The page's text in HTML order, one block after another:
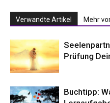
Verwandte Artikel Mehr
Prüfung
Buchtipp: